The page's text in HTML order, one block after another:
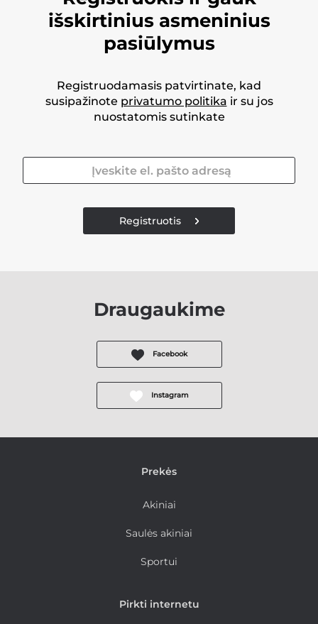
išskirtinius asmeninius
pasiūlymus
Registruodamasis patvirtinate, kad
susipažinote privatumo politika ir su jos
nuostatomis sutinkate
Registruotis
Draugaukime
Facebook
Instagram
Prekės
Akiniai
Saulės akiniai
Sportui
Pirkti internetu